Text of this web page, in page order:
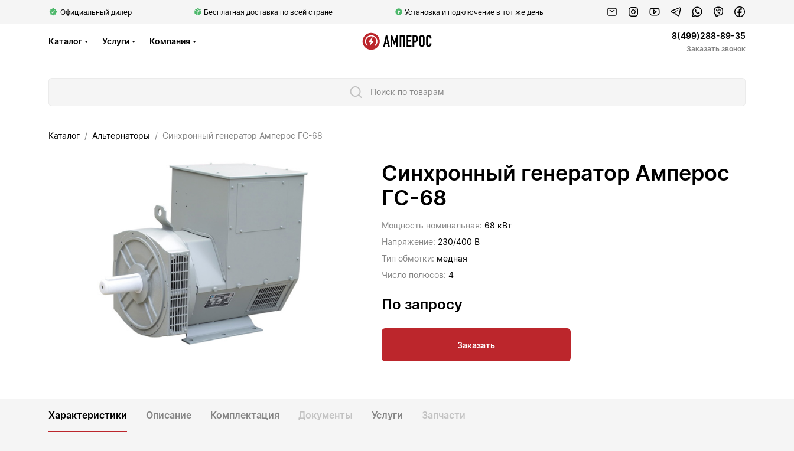
Официальный дилер Бесплатная доставка по всей стране Установка и подключение в тот же день
Каталог Услуги Компания
8(499)288-89-35
Заказать звонок
Поиск по товарам
Каталог Альтернаторы Синхронный генератор Амперос ГС-68
Синхронный генератор Амперос
ГС-68
Мощность номинальная: 68 кВт
Напряжение: 230/400 В
Тип обмотки: медная
Число полюсов: 4
По запросу
Заказать
Характеристики Описание Комплектация Документы Услуги Запчасти